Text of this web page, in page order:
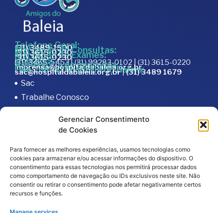
Gerenciar Consentimento
de Cookies
Para fornecer as melhores experiências, usamos tecnologias como
cookies para armazenar e/ou acessar informações do dispositivo. O
consentimento para essas tecnologias nos permitirá processar dados
como comportamento de navegação ou IDs exclusivos neste site. Não
consentir ou retirar o consentimento pode afetar negativamente certos
recursos e funções.
Telefone Geral:
(31) 3489-1500
Marcação de Consultas:
(31) 3615-0230
Marcação de Exames:
(31) 3615-0230
Doações:
(31) 3465-5453 | (31) 99283-0102 | (31) 3615-0220
Assessoria de Imprensa:
imprensa@hospitaldabaleia.org.br
Fale com a Ouvidoria do Baleia:
sac@hospitaldabaleia.org.br|(31) 3489 1679
Sac
Trabalhe Conosco
Código de Integridade